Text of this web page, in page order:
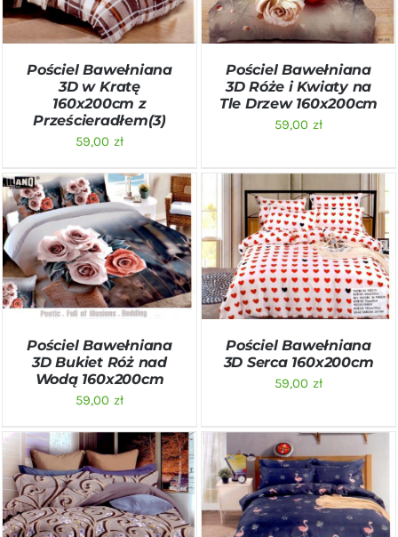
Pościel Bawełniana
3D w Kratę
160x200cm z
Prześcieradłem(3)
59,00 zł
Pościel Bawełniana
3D Róże i Kwiaty na
Tle Drzew 160x200cm
59,00 zł
DODAJ DO KOSZYKA
/
SZCZEGÓŁY
Pościel Bawełniana
3D Bukiet Róż nad
Wodą 160x200cm
59,00 zł
DODAJ DO KOSZYKA
/
SZCZEGÓŁY
Pościel Bawełniana
3D Serca 160x200cm
59,00 zł
DODAJ DO KOSZYKA
/
SZCZEGÓŁY
DODAJ DO KOSZYKA
/
SZCZEGÓŁY